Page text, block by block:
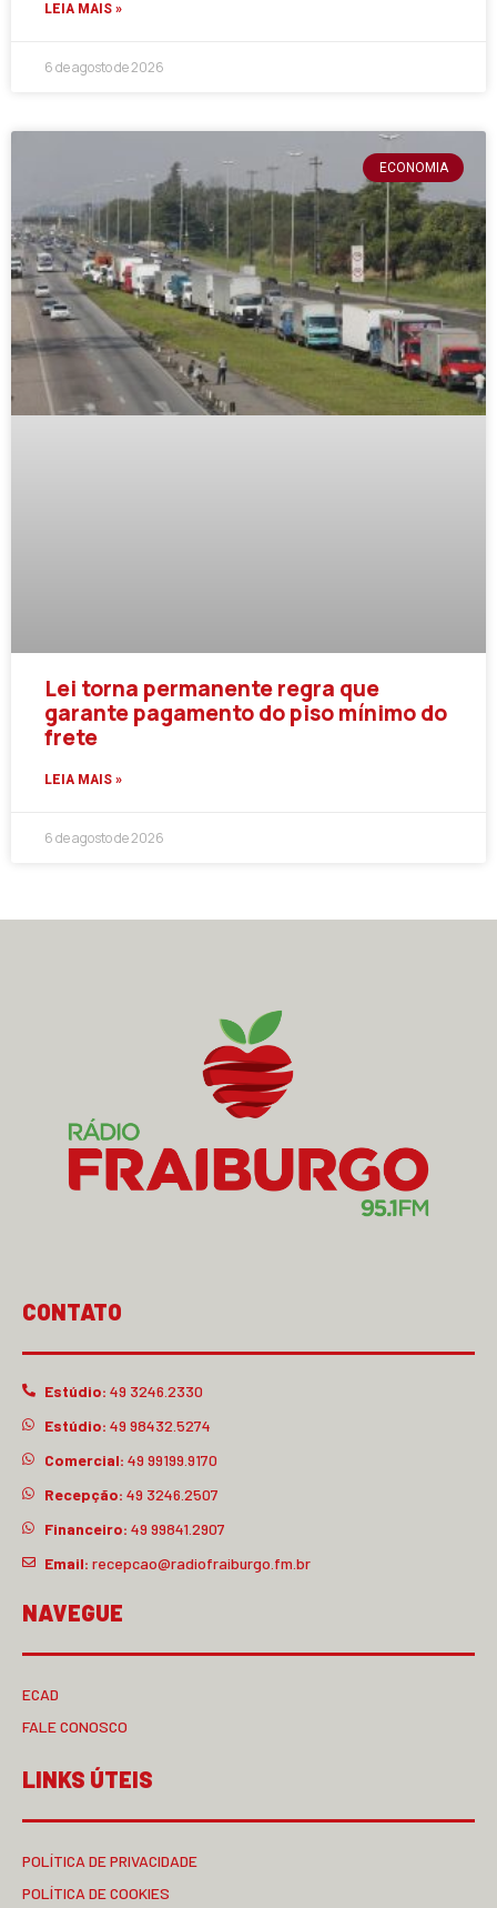
LEIA MAIS »
6 de agosto de 2026
ECONOMIA
Lei torna permanente regra que
garante pagamento do piso mínimo do
frete
LEIA MAIS »
6 de agosto de 2026
CONTATO
Estúdio: 49 3246.2330
Estúdio: 49 98432.5274
Comercial: 49 99199.9170
Recepção: 49 3246.2507
Financeiro: 49 99841.2907
Email: recepcao@radiofraiburgo.fm.br
NAVEGUE
ECAD
FALE CONOSCO
LINKS ÚTEIS
POLÍTICA DE PRIVACIDADE
POLÍTICA DE COOKIES